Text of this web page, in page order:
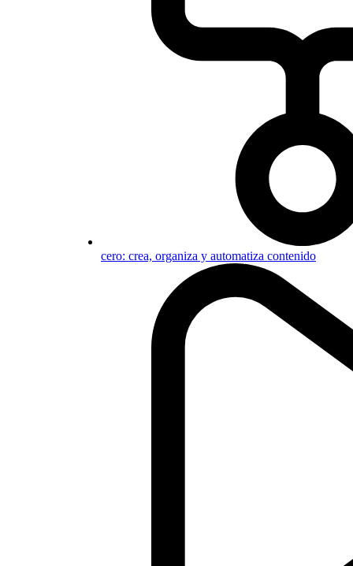
cero: crea, organiza y automatiza contenido